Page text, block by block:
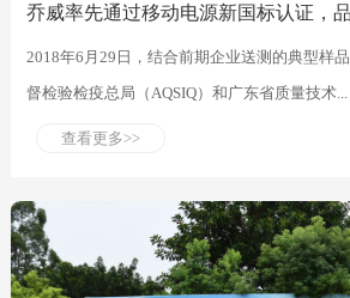
乔威率先通过移动电源新国标认证，
2018年6月29日，结合前期企业送测的典型样
督检验检疫总局（AQSIQ）和广东省质量技术...
查看更多>>